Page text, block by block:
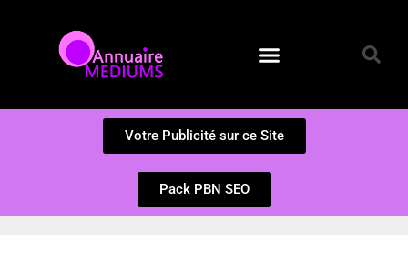
Votre Publicité sur ce Site
Pack PBN SEO